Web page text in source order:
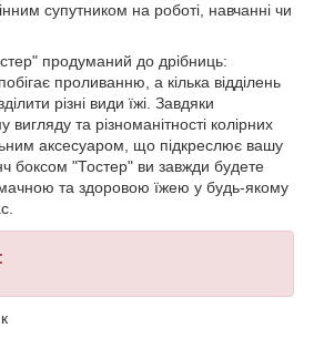
супутником на роботі, навчанні чи
продуманий до дрібниць:
проливанню, а кілька відділень
різні види їжі. Завдяки
та різноманітності колірних
аксесуаром, що підкреслює вашу
боксом "Тостер" ви завжди будете
та здоровою їжею у будь-якому